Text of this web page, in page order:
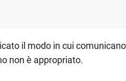
il modo in cui
non è appropriato.